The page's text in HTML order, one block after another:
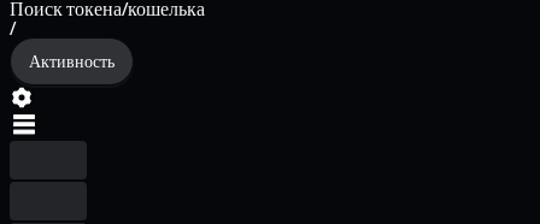
Поиск токена/кошелька
/
Активность